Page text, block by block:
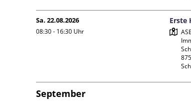
Sa. 22.08.2026
08:30 - 16:30 Uhr
Erste
September